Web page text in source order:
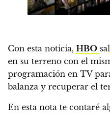
Con esta noticia, HBO
en su terreno con el
programación en TV
balanza y recuperar el
En esta nota te contaré